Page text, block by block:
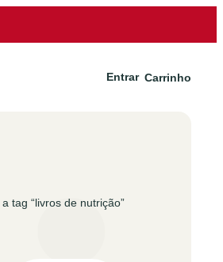
Entrar Carrinho
tag “livros de nutrição”